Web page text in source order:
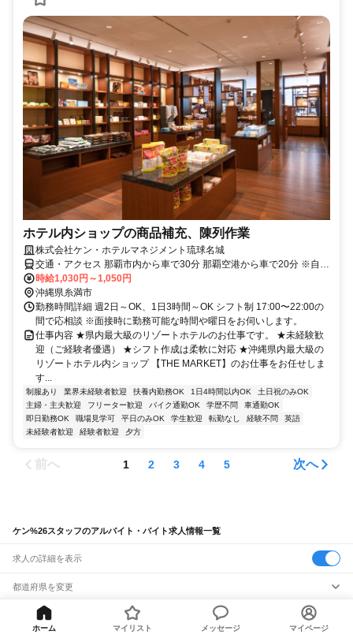
ホテル内ショップの商品補充、陳列作業
株式会社ケン・ホテルマネジメント琉球名城
交通・アクセス 那覇市内から車で30分 那覇空港から車で20分 ※自動
車・バイク通勤可
時給1,030円～1,050円
沖縄県糸満市
勤務時間詳細 週2日～OK、1日3時間～OK シフト制 17:00〜22:00の
間で応相談 ※面接時に勤務可能な時間や曜日をお伺いします。
仕事内容 ★県内最大級のリゾートホテルのお仕事です。 ★未経験歓
迎（ご経験者優遇） ★シフト作成は柔軟に対応 ★沖縄県内最大級の
リゾートホテル内ショップ 【THE MARKET】のお仕事をお任せしま
す...
制服あり 業界未経験者歓迎 扶養内勤務OK 1日4時間以内OK
土日祝のみOK
主婦・主夫歓迎
フリーター歓迎 バイク通勤OK 学歴不問
車通勤OK
即日勤務OK
職場見学可 平日のみOK 学生歓迎 転勤なし 経験不問
英語
未経験者歓迎
経験者歓迎 夕方
前へ 1 2 3 4 5 次へ
ケン%26スタッフのアルバイト・バイト求人情報一覧
求人の詳細を表示
都道府県を変更
関連キーワード
完全在宅ワーク 全国 シール貼り 在宅 現在地周辺ガチャガチャ 犬カフェ
ホーム マイリスト メッセージ マイページ